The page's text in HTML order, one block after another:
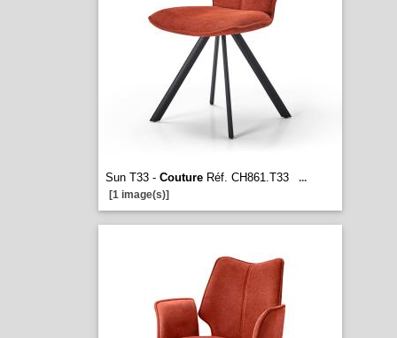
Sun T33 - CoutureRéf. CH861.T33
...
[1 image(s)]